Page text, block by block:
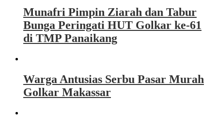
Munafri Pimpin Ziarah dan Tabur
Bunga Peringati HUT Golkar ke-61
di TMP Panaikang
Warga Antusias Serbu Pasar Murah
Golkar Makassar